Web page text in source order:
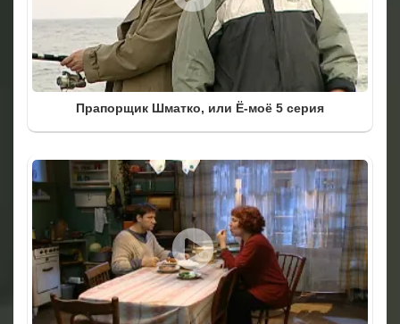
Прапорщик Шматко, или Ё-моё 5 серия